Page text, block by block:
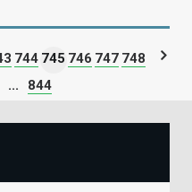
744 745 746 747 748
... 844